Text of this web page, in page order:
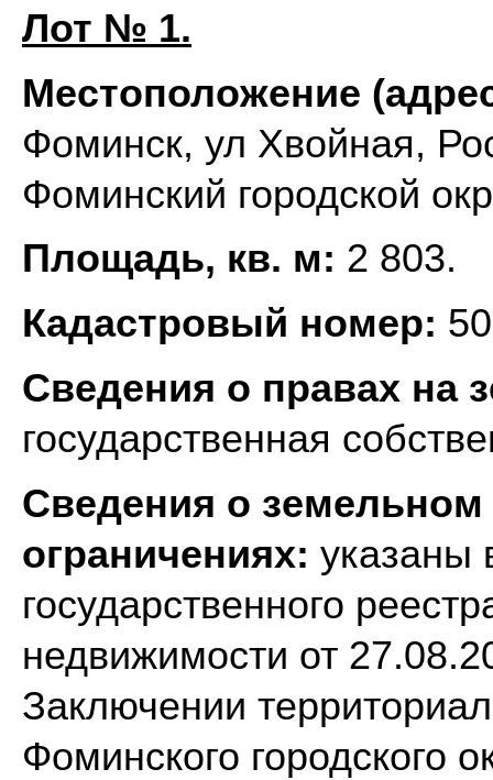
Лот № 1.
Местоположение
Фоминск, ул Хвойная,
Фоминский городской
Площадь, кв. м: 2 803.
Кадастровый номер:
Сведения о правах на
государственная
Сведения о земельном
ограничениях: указаны
государственного
недвижимости от
Заключении
Фоминского городского